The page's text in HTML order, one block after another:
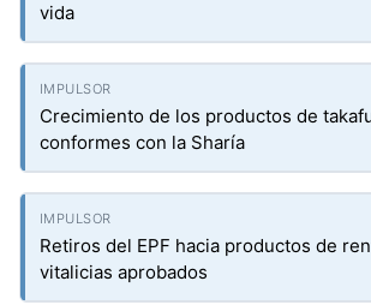
vida
Crecimiento de los productos de
conformes con la Sharía
Retiros del EPF hacia productos de
vitalicias aprobados